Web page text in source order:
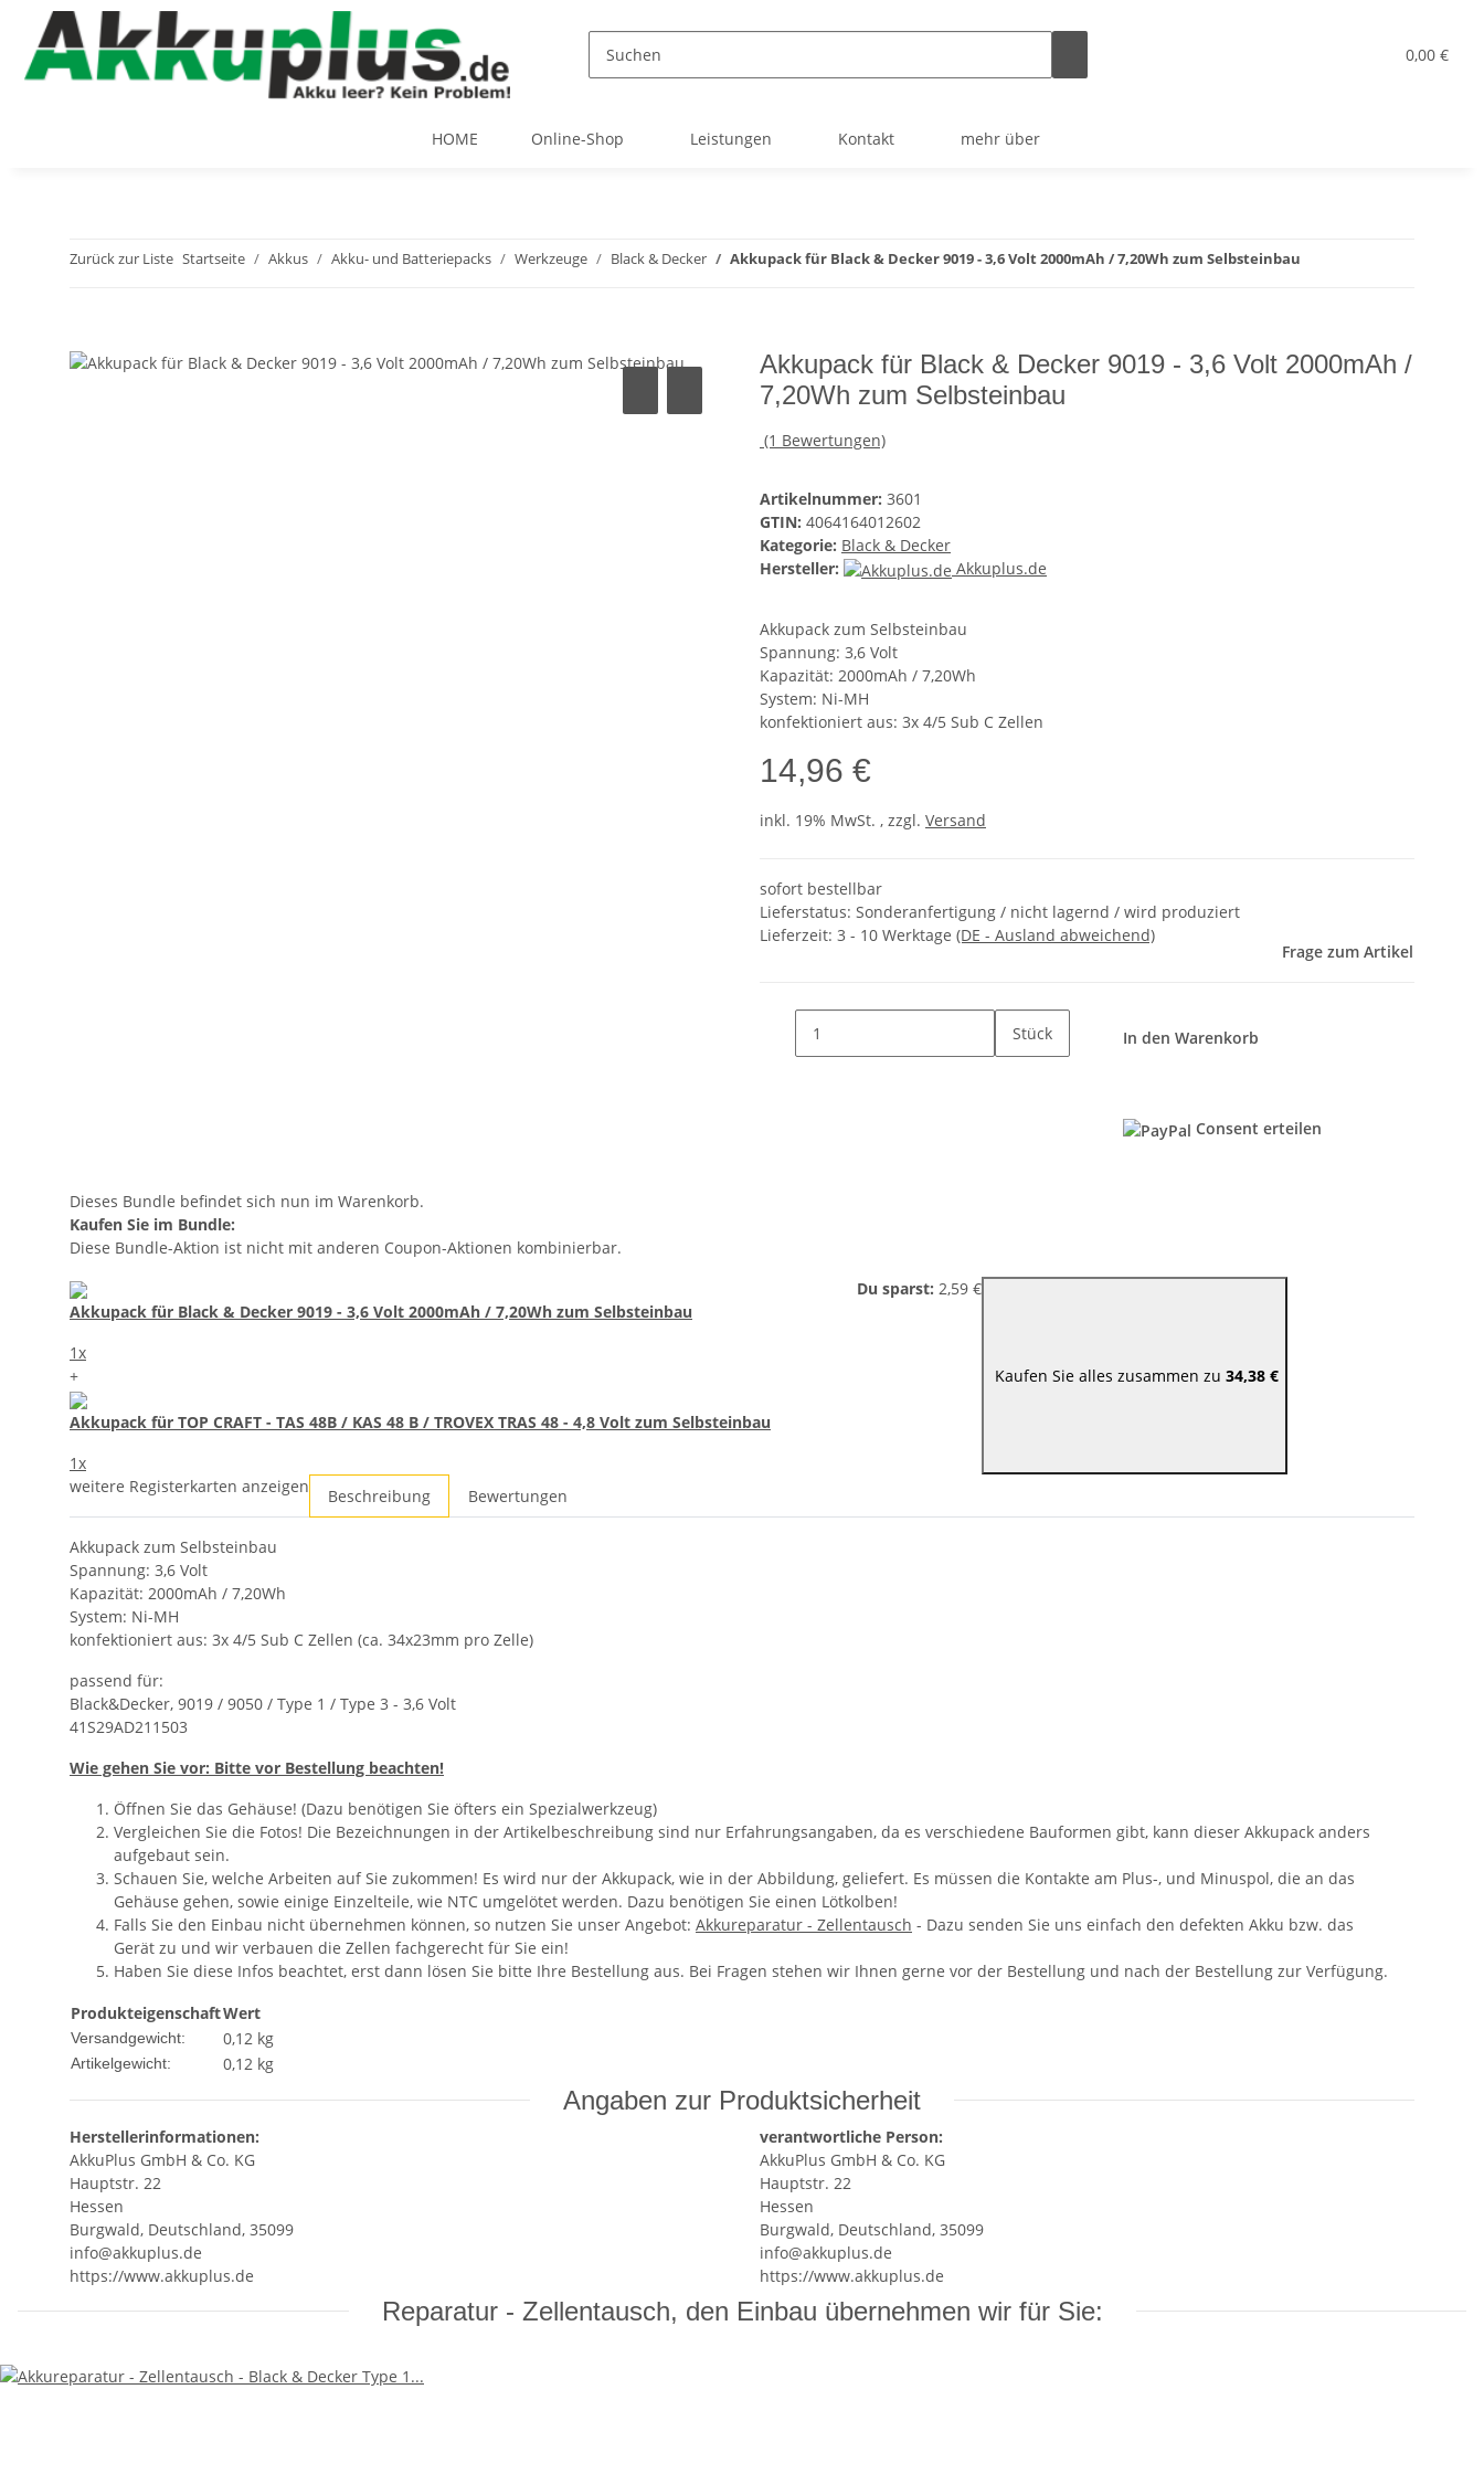
0,00 €
HOME Online-Shop Leistungen Kontakt mehr über
Zurück zur Liste Startseite Akkus Akku- und Batteriepacks Werkzeuge Black & Decker Akkupack für Black & Decker 9019 - 3,6 Volt 2000mAh / 7,20Wh zum Selbsteinbau
Akkupack für Black & Decker 9019 - 3,6 Volt 2000mAh /
7,20Wh zum Selbsteinbau
(1 Bewertungen)
Artikelnummer: 3601
GTIN: 4064164012602
Kategorie: Black & Decker
Hersteller:
Akkuplus.de
Akkupack zum Selbsteinbau
Spannung: 3,6 Volt
Kapazität: 2000mAh / 7,20Wh
System: Ni-MH
konfektioniert aus: 3x 4/5 Sub C Zellen
14,96 €
inkl. 19% MwSt. , zzgl. Versand
sofort bestellbar
Lieferstatus: Sonderanfertigung / nicht lagernd / wird produziert
Lieferzeit: 3 - 10 Werktage (DE - Ausland abweichend)
Frage zum Artikel
Stück In den Warenkorb
Consent erteilen
Dieses Bundle befindet sich nun im Warenkorb.
Kaufen Sie im Bundle:
Diese Bundle-Aktion ist nicht mit anderen Coupon-Aktionen kombinierbar.
Akkupack für Black & Decker 9019 - 3,6 Volt 2000mAh / 7,20Wh zum Selbsteinbau
1x
+
Akkupack für TOP CRAFT - TAS 48B / KAS 48 B / TROVEX TRAS 48 - 4,8 Volt zum Selbsteinbau
1x
Du sparst:2,59 €
Kaufen Sie alles zusammen zu34,38 €
weitere Registerkarten anzeigen Beschreibung Bewertungen
Akkupack zum Selbsteinbau
Spannung: 3,6 Volt
Kapazität: 2000mAh / 7,20Wh
System: Ni-MH
konfektioniert aus: 3x 4/5 Sub C Zellen (ca. 34x23mm pro Zelle)
passend für:
Black&Decker, 9019 / 9050 / Type 1 / Type 3 - 3,6 Volt
41S29AD211503
Wie gehen Sie vor: Bitte vor Bestellung beachten!
Öffnen Sie das Gehäuse! (Dazu benötigen Sie öfters ein Spezialwerkzeug)
Vergleichen Sie die Fotos! Die Bezeichnungen in der Artikelbeschreibung sind nur Erfahrungsangaben, da es verschiedene Bauformen gibt, kann dieser Akkupack anders
aufgebaut sein.
Schauen Sie, welche Arbeiten auf Sie zukommen! Es wird nur der Akkupack, wie in der Abbildung, geliefert. Es müssen die Kontakte am Plus-, und Minuspol, die an das
Gehäuse gehen, sowie einige Einzelteile, wie NTC umgelötet werden. Dazu benötigen Sie einen Lötkolben!
Falls Sie den Einbau nicht übernehmen können, so nutzen Sie unser Angebot: Akkureparatur - Zellentausch - Dazu senden Sie uns einfach den defekten Akku bzw. das
Gerät zu und wir verbauen die Zellen fachgerecht für Sie ein!
Haben Sie diese Infos beachtet, erst dann lösen Sie bitte Ihre Bestellung aus. Bei Fragen stehen wir Ihnen gerne vor der Bestellung und nach der Bestellung zur Verfügung.
ProdukteigenschaftWert
Versandgewicht: 0,12 kg
Artikelgewicht: 0,12 kg
Angaben zur Produktsicherheit
Herstellerinformationen:
AkkuPlus GmbH & Co. KG
Hauptstr. 22
Hessen
Burgwald, Deutschland, 35099
info@akkuplus.de
https://www.akkuplus.de
verantwortliche Person:
AkkuPlus GmbH & Co. KG
Hauptstr. 22
Hessen
Burgwald, Deutschland, 35099
info@akkuplus.de
https://www.akkuplus.de
Reparatur - Zellentausch, den Einbau übernehmen wir für Sie: